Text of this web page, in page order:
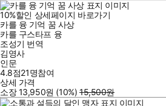
10%할인 상세페이지 바로가기
카를 융 기억 꿈 사상
카를 구스타프 융
조성기 번역
김영사
인문
4.8점21명참여
상세 가격
소장13,950원 (10%) 15,500원